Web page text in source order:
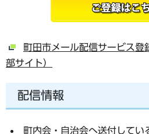
町田市メール配信サービス登
部サイト）
配信情報
町内会・自治会へ送付してい